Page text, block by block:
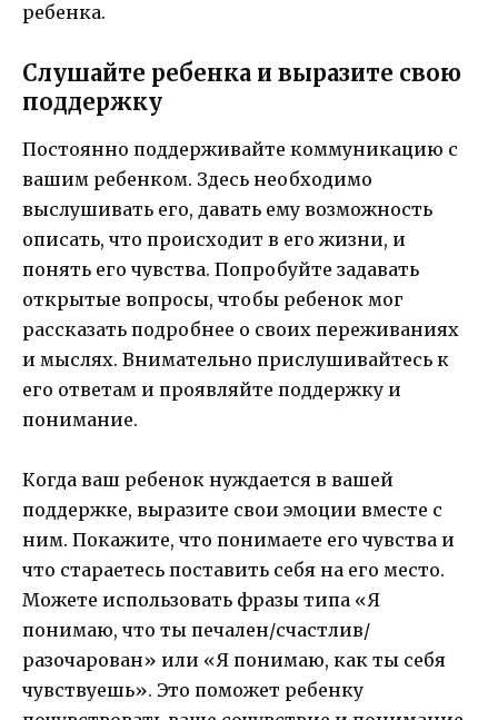
ребенка.
Слушайте ребенка и выразите свою
поддержку
Постоянно поддерживайте коммуникацию с
вашим ребенком. Здесь необходимо
выслушивать его, давать ему возможность
описать, что происходит в его жизни, и
понять его чувства. Попробуйте задавать
открытые вопросы, чтобы ребенок мог
рассказать подробнее о своих переживаниях
и мыслях. Внимательно прислушивайтесь к
его ответам и проявляйте поддержку и
понимание.
Когда ваш ребенок нуждается в вашей
поддержке, выразите свои эмоции вместе с
ним. Покажите, что понимаете его чувства и
что стараетесь поставить себя на его место.
Можете использовать фразы типа «Я
понимаю, что ты печален/счастлив/
разочарован» или «Я понимаю, как ты себя
чувствуешь». Это поможет ребенку